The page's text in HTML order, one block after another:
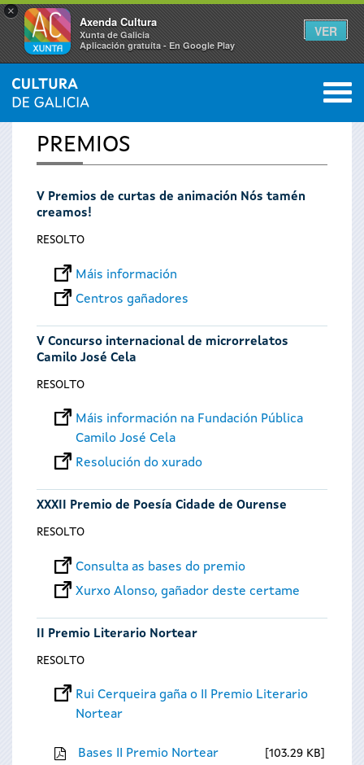
×
Axenda Cultura
Xunta de Galicia
Aplicación gratuíta - En Google Play
VER
Vostede
está
aquí
INICIO 0
PREMIOS
V Premios de curtas de animación Nós tamén
creamos!
RESOLTO
Máis información
Centros gañadores
V Concurso internacional de microrrelatos
Camilo José Cela
RESOLTO
Máis información na Fundación Pública
Camilo José Cela
Resolución do xurado
XXXII Premio de Poesía Cidade de Ourense
RESOLTO
Consulta as bases do premio
Xurxo Alonso, gañador deste certame
II Premio Literario Nortear
RESOLTO
Rui Cerqueira gaña o II Premio Literario
Nortear
Bases II Premio Nortear 103.29 KB